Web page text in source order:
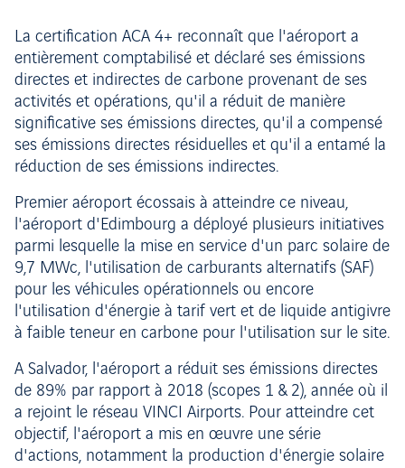
La certification ACA 4+ reconnaît que l'aéroport a
entièrement comptabilisé et déclaré ses émissions
directes et indirectes de carbone provenant de ses
activités et opérations, qu'il a réduit de manière
significative ses émissions directes, qu'il a compensé
ses émissions directes résiduelles et qu'il a entamé la
réduction de ses émissions indirectes.
Premier aéroport écossais à atteindre ce niveau,
l'aéroport d'Edimbourg a déployé plusieurs initiatives
parmi lesquelle la mise en service d'un parc solaire de
9,7 MWc, l'utilisation de carburants alternatifs (SAF)
pour les véhicules opérationnels ou encore
l'utilisation d'énergie à tarif vert et de liquide antigivre
à faible teneur en carbone pour l'utilisation sur le site.
A Salvador, l'aéroport a réduit ses émissions directes
de 89% par rapport à 2018 (scopes 1 & 2), année où il
a rejoint le réseau VINCI Airports. Pour atteindre cet
objectif, l'aéroport a mis en œuvre une série
d'actions, notamment la production d'énergie solaire